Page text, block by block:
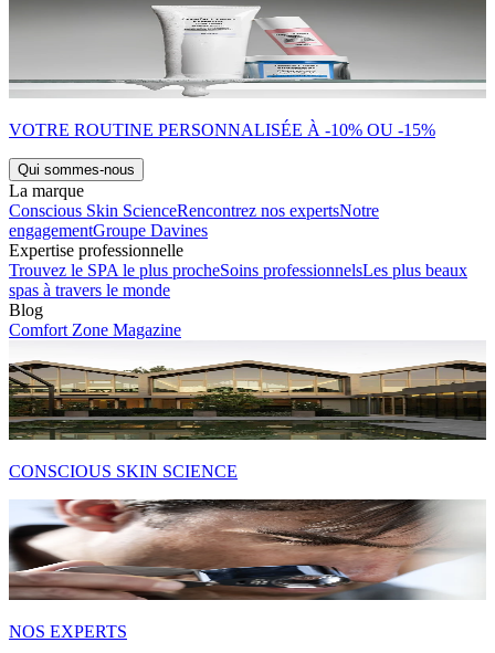
VOTRE ROUTINE PERSONNALISÉE À -10% OU -15%
Qui sommes-nous
La marque
Conscious Skin ScienceRencontrez nos expertsNotre
engagementGroupe Davines
Expertise professionnelle
Trouvez le SPA le plus procheSoins professionnelsLes plus beaux
spas à travers le monde
Blog
Comfort Zone Magazine
CONSCIOUS SKIN SCIENCE
NOS EXPERTS